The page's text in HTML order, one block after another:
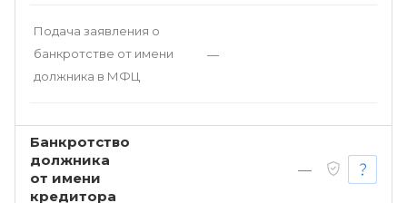
Подача заявления о
банкротстве от имени
должника в МФЦ
—
Банкротство
должника
от имени
кредитора
—